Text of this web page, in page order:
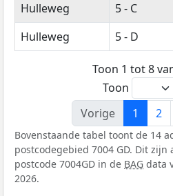
Hulleweg
5 - C
Hulleweg
5 - D
Toon 1 tot 8
Toon
Vorige
1 2
Bovenstaande tabel toont de 14
postcodegebied 7004 GD. Dit zijn
postcode 7004GD in de BAG data
2026.